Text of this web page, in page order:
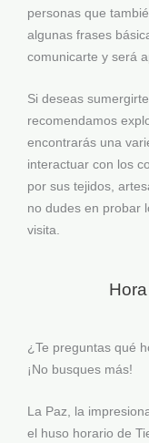
personas que
algunas frases
comunicarte y será
Si deseas
recomendamos
encontrarás una
interactuar con los
por sus tejidos,
no dudes en probar
visita.
¿Te preguntas qué
¡No busques más!
La Paz, la
el huso horario de